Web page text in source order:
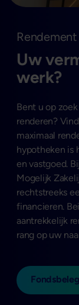
Uw
werk?
Bent u op
renderen?
maximaal
hypotheken is
en vastgoed.
Mogelijk
rechtstreeks
financieren.
aantrekkelijk
rang op uw